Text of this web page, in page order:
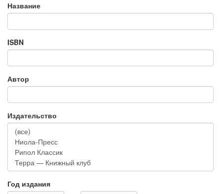
Название
ISBN
Автор
Издательство
Год издания